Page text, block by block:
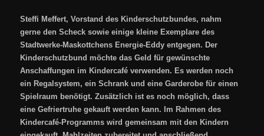
Steffi Meffert, Vorstand des Kinderschutzbundes, nahm
gerne den Scheck sowie einige kleine Exemplare des
Stadtwerke-Maskottchens Energie-Eddy entgegen. Der
Kinderschutzbund möchte das Geld für gewünschte
Anschaffungen im Kindercafé verwenden. Es werden noch
ein Regalsystem, ein Schrank und eine Garderobe für einen
Spielraum benötigt. Zusätzlich ist es noch möglich, dass
eine Gefriertruhe gekauft werden kann. Im Rahmen des
Kindercafé-Programms wird gemeinsam mit den Kindern